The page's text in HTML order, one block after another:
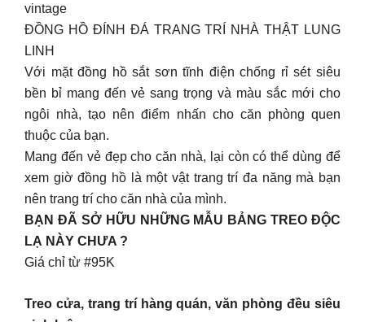
vintage
ĐỒNG HỒ ĐÍNH ĐÁ TRANG TRÍ NHÀ THẬT LUNG
LINH
Với mặt đồng hồ sắt sơn tĩnh điện chống rỉ sét siêu
bền bỉ mang đến vẻ sang trọng và màu sắc mới cho
ngôi nhà, tạo nên điểm nhấn cho căn phòng quen
thuộc của bạn.
Mang đến vẻ đẹp cho căn nhà, lại còn có thể dùng để
xem giờ đồng hồ là một vật trang trí đa năng mà bạn
nên trang trí cho căn nhà của mình.
BẠN ĐÃ SỞ HỮU NHỮNG MẪU BẢNG TREO ĐỘC
LẠ NÀY CHƯA ?
Giá chỉ từ #95K
Treo cửa, trang trí hàng quán, văn phòng đều siêu